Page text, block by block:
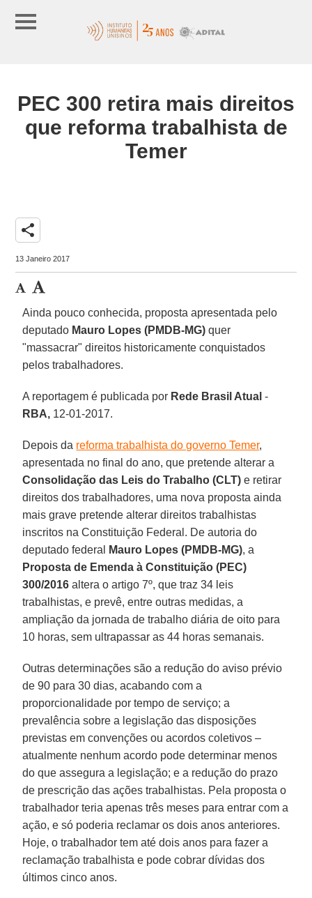
PEC 300 retira mais direitos
que reforma trabalhista de
Temer
share
13 Janeiro 2017
Ainda pouco conhecida, proposta apresentada pelo
deputado Mauro Lopes (PMDB-MG) quer
"massacrar" direitos historicamente conquistados
pelos trabalhadores.
A reportagem é publicada por Rede Brasil Atual -
RBA, 12-01-2017.
Depois da reforma trabalhista do governo Temer,
apresentada no final do ano, que pretende alterar a
Consolidação das Leis do Trabalho (CLT) e retirar
direitos dos trabalhadores, uma nova proposta ainda
mais grave pretende alterar direitos trabalhistas
inscritos na Constituição Federal. De autoria do
deputado federal
Mauro Lopes (PMDB-MG), a
Proposta de Emenda à Constituição (PEC)
300/2016 altera o artigo 7º, que traz 34 leis
trabalhistas, e prevê, entre outras medidas, a
ampliação da jornada de trabalho diária de oito para
10 horas, sem ultrapassar as 44 horas semanais.
Outras determinações são a redução do aviso prévio
de 90 para 30 dias, acabando com a
proporcionalidade por tempo de serviço; a
prevalência sobre a legislação das disposições
previstas em convenções ou acordos coletivos –
atualmente nenhum acordo pode determinar menos
do que assegura a legislação; e a redução do prazo
de prescrição das ações trabalhistas. Pela proposta o
trabalhador teria apenas três meses para entrar com a
ação, e só poderia reclamar os dois anos anteriores.
Hoje, o trabalhador tem até dois anos para fazer a
reclamação trabalhista e pode cobrar dívidas dos
últimos cinco anos.